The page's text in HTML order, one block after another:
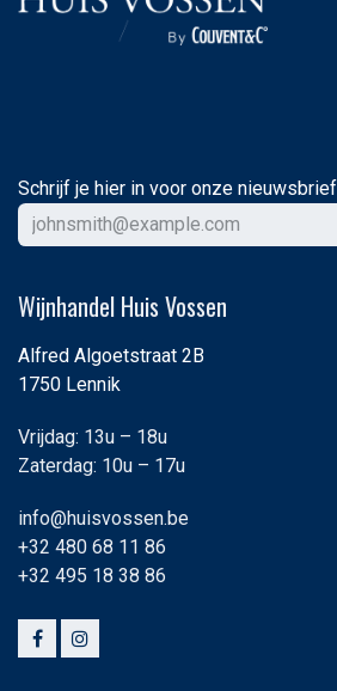
Schrijf je hier in voor onze nieuwsbrief
Wijnhandel Huis Vossen
Alfred Algoetstraat 2B
1750 Lennik
Vrijdag: 13u – 18u
Zaterdag: 10u – 17u
info@huisvossen.be
+32 480 68 11 86
+32 495 18 38 86